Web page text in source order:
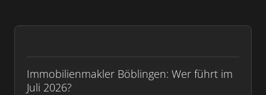
Immobilienmakler Böblingen: Wer führt im
Juli 2026?